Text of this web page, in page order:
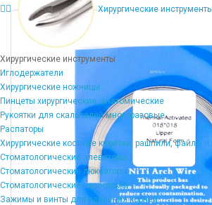
Хирургические
Хирургические инструменты
Иглодержатели
Хирургические ножницы
Пинцеты хирургические, анатомические
Рукоятки для скальпелей многоразовые
Распаторы
Хирургические костные кюретки, рашпили, файлы и
Стоматологические элеваторы
Стоматологические люксаторы
Стоматологические периотомы
Зажимы и винты для удаления корней